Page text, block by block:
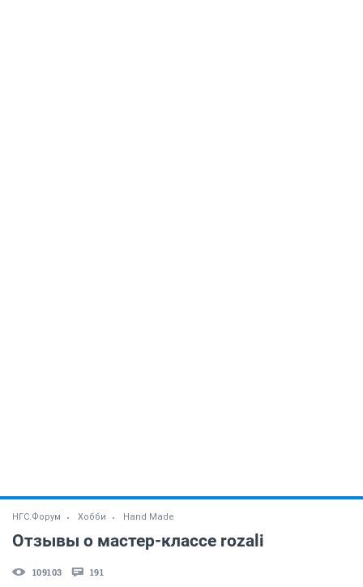
НГС.Форум Хобби Hand Made
Отзывы о мастер-классе rozali
109103 191